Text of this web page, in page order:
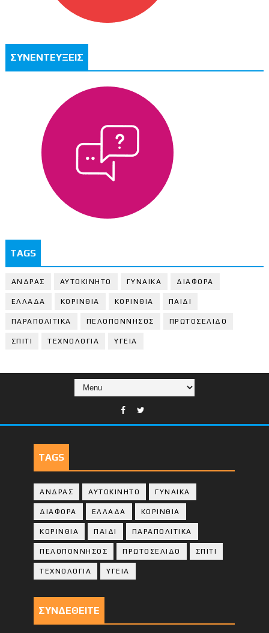
ΣΥΝΕΝΤΕΥΞΕΙΣ
TAGS
ΑΝΔΡΑΣ ΑΥΤΟΚΙΝΗΤΟ ΓΥΝΑΙΚΑ ΔΙΑΦΟΡΑ
ΕΛΛΑΔΑ ΚΟΡΙΝΘΙΑ ΚΟΡΙΝΘΙA ΠΑΙΔΙ
ΠΑΡΑΠΟΛΙΤΙΚΑ ΠΕΛΟΠΟΝΝΗΣΟΣ ΠΡΩΤΟΣΕΛΙΔΟ
ΣΠΙΤΙ ΤΕΧΝΟΛΟΓΙΑ ΥΓΕΙΑ
TAGS
ΑΝΔΡΑΣ ΑΥΤΟΚΙΝΗΤΟ ΓΥΝΑΙΚΑ
ΔΙΑΦΟΡΑ ΕΛΛΑΔΑ ΚΟΡΙΝΘΙΑ
ΚΟΡΙΝΘΙA ΠΑΙΔΙ ΠΑΡΑΠΟΛΙΤΙΚΑ
ΠΕΛΟΠΟΝΝΗΣΟΣ ΠΡΩΤΟΣΕΛΙΔΟ ΣΠΙΤΙ
ΤΕΧΝΟΛΟΓΙΑ ΥΓΕΙΑ
ΣΥΝΔΕΘΕΙΤΕ